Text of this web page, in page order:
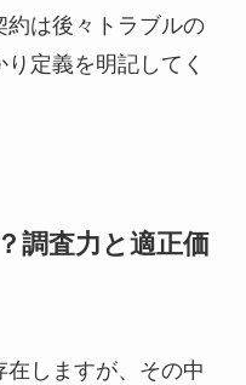
約は後々トラブルの
定義を明記してく
調査力と適正価
しますが、その中